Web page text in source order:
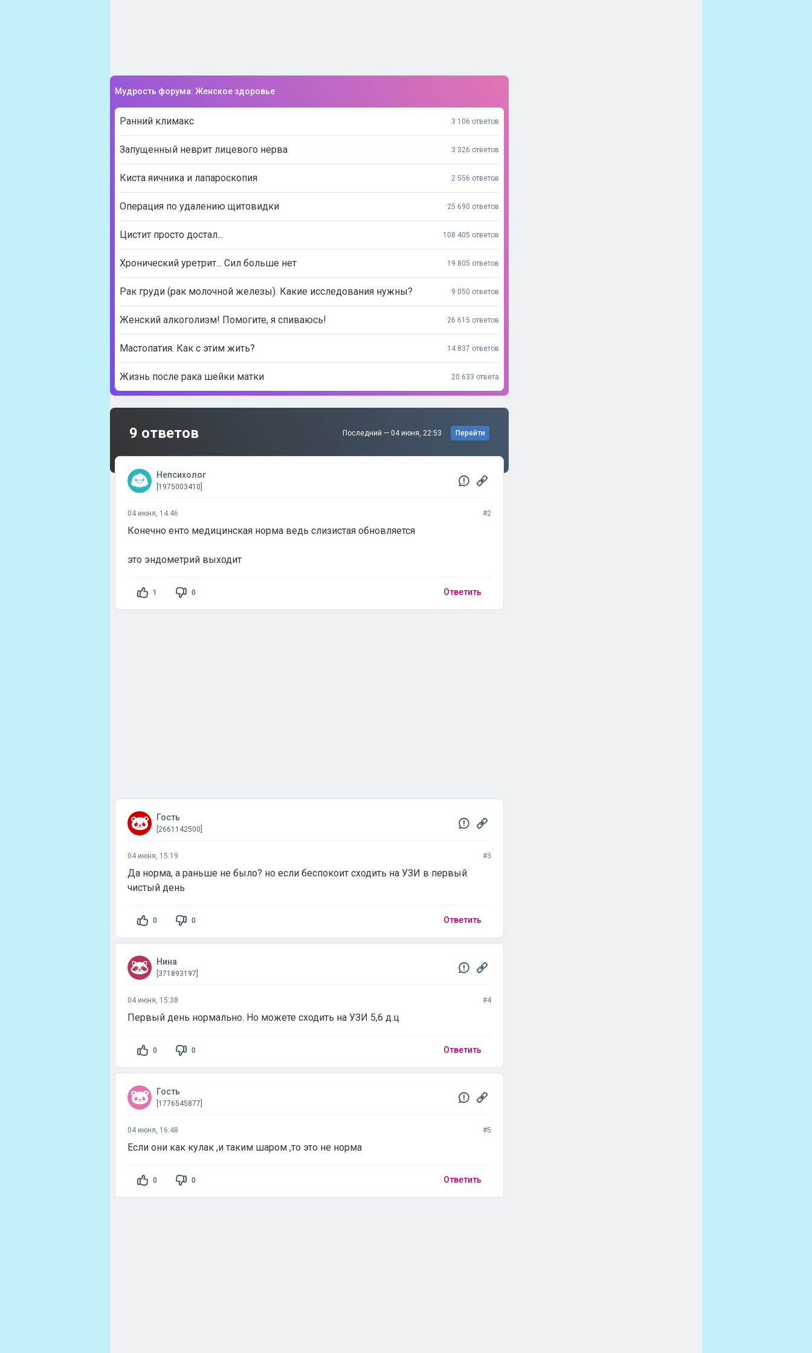
Мудрость форума: Женское здоровье
Ранний климакс 3 106 ответов
Запущенный неврит лицевого нерва 3 326 ответов
Киста яичника и лапароскопия 2 556 ответов
Операция по удалению щитовидки 25 690 ответов
Цистит просто достал... 108 405 ответов
Хронический уретрит... Сил больше нет 19 805 ответов
Рак груди (рак молочной железы). Какие исследования нужны? 9 050 ответов
Женский алкоголизм! Помогите, я спиваюсь! 26 615 ответов
Мастопатия. Как с этим жить? 14 837 ответов
Жизнь после рака шейки матки 20 633 ответа
9 ответов Последний — 04 июня, 22:53 Перейти
Непсихолог
[1975003410]
04 июня, 14:46 #2
Конечно енто медицинская норма ведь слизистая обновляется
это эндометрий выходит
1 0 Ответить
Гость
[2661142500]
04 июня, 15:19 #3
Да норма, а раньше не было? но если беспокоит сходить на УЗИ в первый
чистый день
0 0 Ответить
Нина
[371893197]
04 июня, 15:38 #4
Первый день нормально. Но можете сходить на УЗИ 5,6 д.ц
0 0 Ответить
Гость
[1776545877]
04 июня, 16:48 #5
Если они как кулак ,и таким шаром ,то это не норма
0 0 Ответить